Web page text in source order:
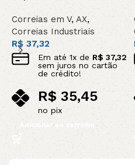
Correias em V, AX,
Correias Industriais
R$37,32
Em até 1x deR$ 37,32
sem juros no cartão
de crédito!
R$35,45
no pix
Adicionar ao carrinho